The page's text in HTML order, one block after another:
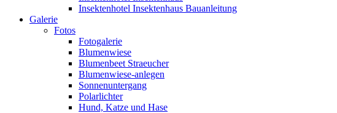
Insektenhotel Insektenhaus Bauanleitung
Galerie
Fotos
Fotogalerie
Blumenwiese
Blumenbeet Straeucher
Blumenwiese-anlegen
Sonnenuntergang
Polarlichter
Hund, Katze und Hase